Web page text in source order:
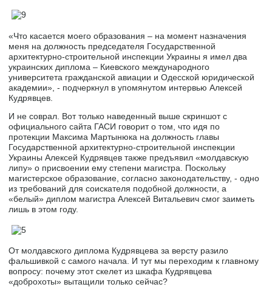
«Что касается моего образования – на момент назначения
меня на должность председателя Государственной
архитектурно-строительной инспекции Украины я имел два
украинских диплома – Киевского международного
университета гражданской авиации и Одесской юридической
академии», - подчеркнул в упомянутом интервью Алексей
Кудрявцев.
И не соврал. Вот только наведенный выше скриншот с
официального сайта ГАСИ говорит о том, что идя по
протекции Максима Мартынюка на должность главы
Государственной архитектурно-строительной инспекции
Украины Алексей Кудрявцев также предъявил «молдавскую
липу» о присвоении ему степени магистра. Поскольку
магистерское образование, согласно законодательству, - одно
из требований для соискателя подобной должности, а
«белый» диплом магистра Алексей Витальевич смог заиметь
лишь в этом году.
От молдавского диплома Кудрявцева за версту разило
фальшивкой с самого начала. И тут мы переходим к главному
вопросу: почему этот скелет из шкафа Кудрявцева
«доброхоты» вытащили только сейчас?